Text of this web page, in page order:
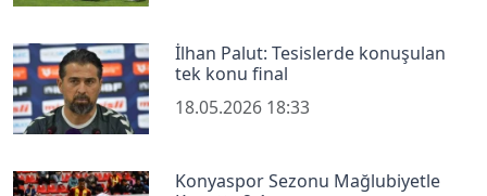
İlhan Palut: Tesislerde konuşulan
tek konu final
18.05.2026 18:33
Konyaspor Sezonu Mağlubiyetle